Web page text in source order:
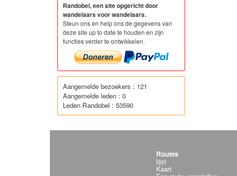
Randobel, een site opgericht door
wandelaars voor wandelaars.
Steun ons en help ons de gegevens van
deze site up to date te houden en zijn
functies verder te ontwikkelen.
Aangemelde bezoekers : 121
Aangemelde leden : 0
Leden Randobel : 53590
Routes
lijst
Kaart